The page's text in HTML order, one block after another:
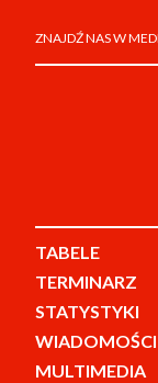
ZNAJDŹ NAS W
TABELE
TERMINARZ
STATYSTYKI
WIADOMOŚCI
MULTIMEDIA